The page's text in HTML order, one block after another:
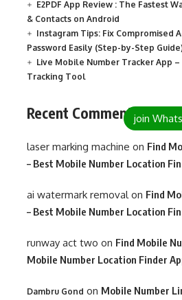
E2PDF App Review : The Fastest
& Contacts on Android
Instagram Tips: Fix Compromised
Password Easily (Step-by-Step
Live Mobile Number Tracker App
Tracking Tool
Recent Comments
laser marking machine on Find
– Best Mobile Number Location
ai watermark removalon Find
– Best Mobile Number Location
runway act two on Find Mobile
Mobile Number Location Finder
Dambru Gond on Mobile Number